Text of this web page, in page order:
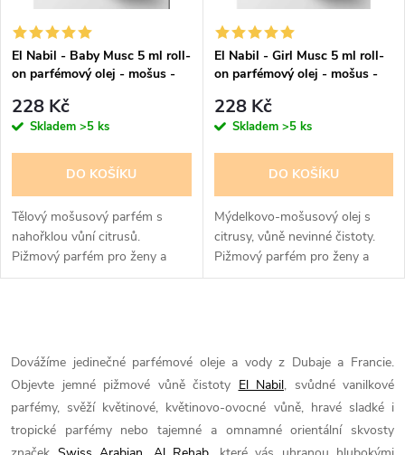
í
p
r
o
d
u
ů
s
p
r
d
u
t
ů
El Nabil - Baby Musc 5 ml roll-
on parfémový olej - mošus -
228 Kč
Skladem >5 ks
DO KOŠÍKU
Tělový mošusový parfém s
nahořklou vůní citrusů.
Pižmový parfém pro ženy a
dívky. parfémový olej, hodně
El Nabil - Girl Musc 5 ml roll-
on parfémový olej - mošus -
228 Kč
Skladem >5 ks
DO KOŠÍKU
Mýdelkovo-mošusový olej s
citrusy, vůně nevinné čistoty.
Pižmový parfém pro ženy a
dívky.
v
l
á
Dovážíme jedinečné parfémové oleje a vody z Dubaje a Francie.
Objevte jemné pižmové vůně čistoty El Nabil, svůdné vanilkové
parfémy, svěží květinové, květinovo-ovocné vůně, hravé sladké i
tropické parfémy nebo tajemné a omnamné orientální skvosty